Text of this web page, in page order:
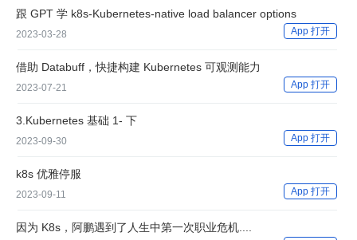
跟 GPT 学 k8s-Kubernetes-native load balancer options
2023-03-28 App 打开
借助 Databuff，快捷构建 Kubernetes 可观测能力
2023-07-21 App 打开
3.Kubernetes 基础 1- 下
2023-09-30 App 打开
k8s 优雅停服
2023-09-11 App 打开
因为 K8s，阿鹏遇到了人生中第一次职业危机....